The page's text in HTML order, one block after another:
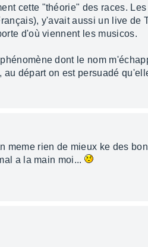
cette "théorie" des races.
y'avait aussi un live
d'où viennent les musicos.
dont le nom
départ on est persuadé
meme rien de mieux ke des
a la main moi...